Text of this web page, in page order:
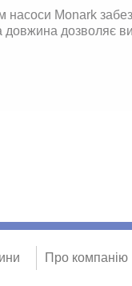
насоси Monark
дозволяє
Про компанію